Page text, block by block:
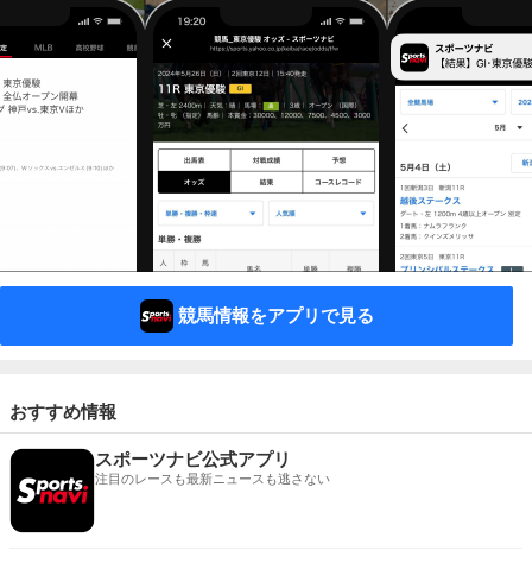
競馬情報をアプリで見る
おすすめ情報
スポーツナビ公式アプリ
注目のレースも最新ニュースも逃さない